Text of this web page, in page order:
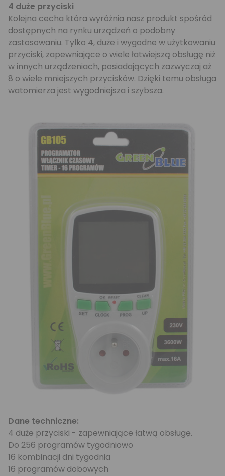
4 duże przyciski
Kolejna cecha która wyróżnia nasz produkt spośród
dostępnych na rynku urządzeń o podobny
zastosowaniu. Tylko 4, duże i wygodne w użytkowaniu
przyciski, zapewniające o wiele łatwiejszą obsługę niż
w innych urządzeniach, posiadających zazwyczaj aż
8 o wiele mniejszych przycisków. Dzięki temu obsługa
watomierza jest wygodniejsza i szybsza.
Dane techniczne:
4 duże przyciski - zapewniające łatwą obsługę.
Do 256 programów tygodniowo
16 kombinacji dni tygodnia
16 programów dobowych